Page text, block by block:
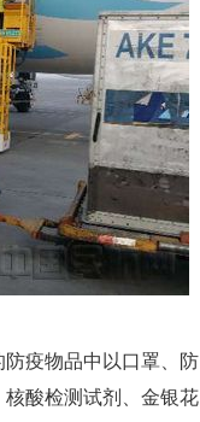
疫物品中以口罩、防
酸检测试剂、金银花